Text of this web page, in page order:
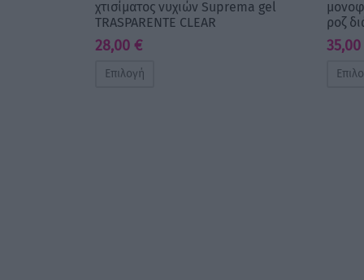
χτισίματος νυχιών Suprema gel
TRASPARENTE CLEAR
28,00 €
Επιλογή
ροζ
35,00